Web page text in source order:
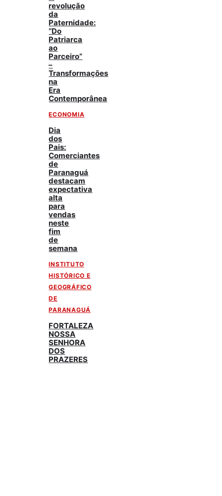
revolução
da
Paternidade:
“Do
Patriarca
ao
Parceiro”
–
Transformações
na
Era
Contemporânea
ECONOMIA
Dia
dos
Pais:
Comerciantes
de
Paranaguá
destacam
expectativa
alta
para
vendas
neste
fim
de
semana
INSTITUTO
HISTÓRICO E
GEOGRÁFICO
DE
PARANAGUÁ
FORTALEZA
NOSSA
SENHORA
DOS
PRAZERES